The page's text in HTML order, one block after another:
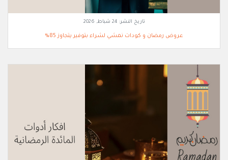
تاريخ النشر: 24 شباط, 2026
عروض رمضان و كودات نمشي لشراء بتوفير يتجاوز 85%